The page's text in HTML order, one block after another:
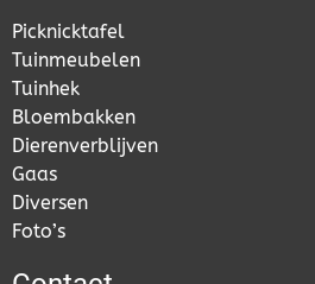
Picknicktafel
Tuinmeubelen
Tuinhek
Bloembakken
Dierenverblijven
Gaas
Diversen
Foto’s